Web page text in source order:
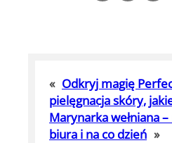
« Odkryj magię
pielęgnacja skóry,
Marynarka wełniana
biura i na co dzień »